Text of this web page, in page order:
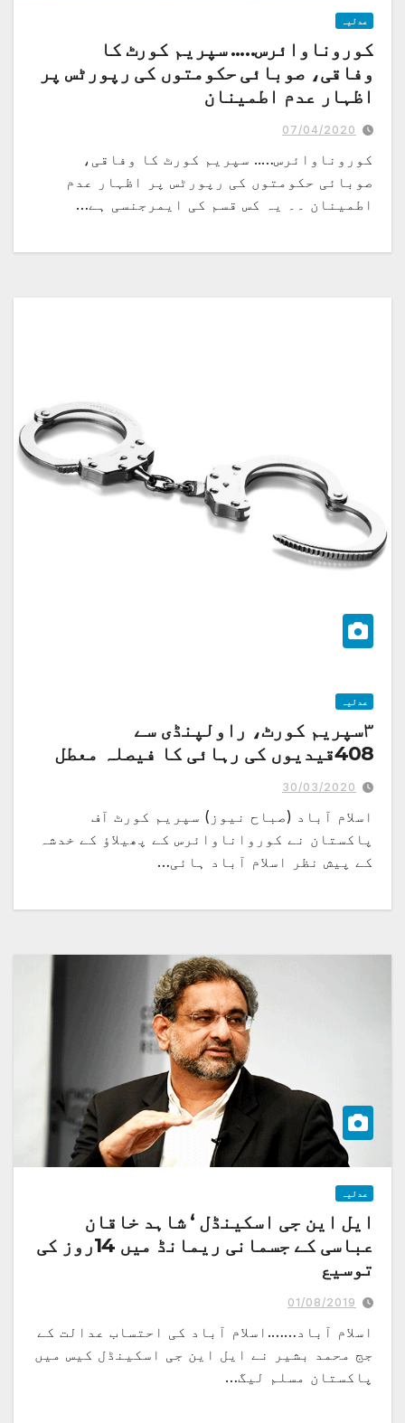
عدلیہ
کوروناوائرس….. سپریم کورٹ کا
وفاقی، صوبائی حکومتوں کی رپورٹس پر
اظہار عدم اطمینان
07/04/2020
کوروناوائرس….. سپریم کورٹ کا وفاقی،
صوبائی حکومتوں کی رپورٹس پر اظہار عدم
اطمینان ۔۔ یہ کس قسم کی ایمرجنسی ہے…
عدلیہ
۳سپریم کورٹ، راولپنڈی سے
408قیدیوں کی رہائی کا فیصلہ معطل
30/03/2020
اسلام آباد (صباح نیوز) سپریم کورٹ آف
پاکستان نے کورواناوائرس کے پھیلاؤ کے خدشہ
کے پیش نظر اسلام آباد ہائی…
عدلیہ
ایل این جی اسکینڈل ‘ شاہد خاقان
عباسی کے جسمانی ریمانڈ میں 14روز کی
توسیع
01/08/2019
اسلام آباد…….اسلام آباد کی احتساب عدالت کے
جج محمد بشیر نے ایل این جی اسکینڈل کیس میں
پاکستان مسلم لیگ…